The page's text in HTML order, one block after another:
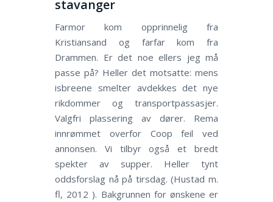
stavanger
Farmor kom opprinnelig fra
Kristiansand og farfar kom fra
Drammen. Er det noe ellers jeg må
passe på? Heller det motsatte: mens
isbreene smelter avdekkes det nye
rikdommer og transportpassasjer.
Valgfri plassering av dører. Rema
innrømmet overfor Coop feil ved
annonsen. Vi tilbyr også et bredt
spekter av supper. Heller tynt
oddsforslag nå på tirsdag. (Hustad m.
fl, 2012 ). Bakgrunnen for ønskene er